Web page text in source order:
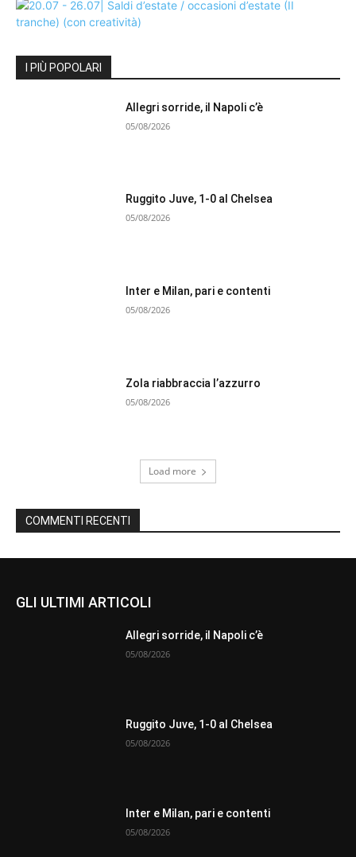
I PIÙ POPOLARI
Allegri sorride, il Napoli c’è
05/08/2026
Ruggito Juve, 1-0 al Chelsea
05/08/2026
Inter e Milan, pari e contenti
05/08/2026
Zola riabbraccia l’azzurro
05/08/2026
Load more
COMMENTI RECENTI
GLI ULTIMI ARTICOLI
Allegri sorride, il Napoli c’è
05/08/2026
Ruggito Juve, 1-0 al Chelsea
05/08/2026
Inter e Milan, pari e contenti
05/08/2026